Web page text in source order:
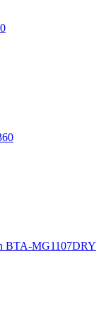
BTA-MG1107DRY